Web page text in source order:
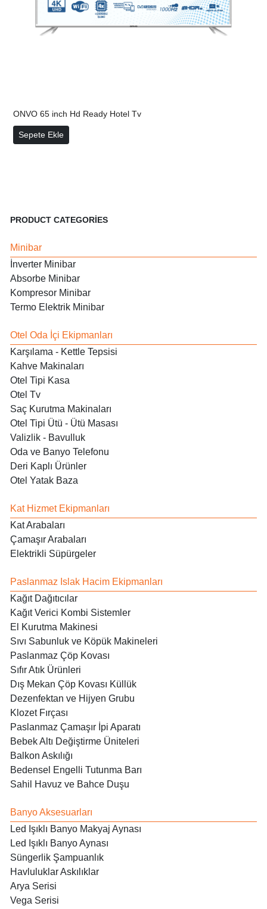
PRODUCT CATEGORIES
Minibar
İnverter Minibar
Absorbe Minibar
Kompresor Minibar
Termo Elektrik Minibar
Otel Oda İçi Ekipmanları
Karşılama - Kettle Tepsisi
Kahve Makinaları
Otel Tipi Kasa
Otel Tv
Saç Kurutma Makinaları
Otel Tipi Ütü - Ütü Masası
Valizlik - Bavulluk
Oda ve Banyo Telefonu
Deri Kaplı Ürünler
Otel Yatak Baza
Kat Hizmet Ekipmanları
Kat Arabaları
Çamaşır Arabaları
Elektrikli Süpürgeler
Paslanmaz Islak Hacim Ekipmanları
Kağıt Dağıtıcılar
Kağıt Verici Kombi Sistemler
El Kurutma Makinesi
Sıvı Sabunluk ve Köpük Makineleri
Paslanmaz Çöp Kovası
Sıfır Atık Ürünleri
Dış Mekan Çöp Kovası Küllük
Dezenfektan ve Hijyen Grubu
Klozet Fırçası
Paslanmaz Çamaşır İpi Aparatı
Bebek Altı Değiştirme Üniteleri
Balkon Askılığı
Bedensel Engelli Tutunma Barı
Sahil Havuz ve Bahce Duşu
Banyo Aksesuarları
Led Işıklı Banyo Makyaj Aynası
Led Işıklı Banyo Aynası
Süngerlik Şampuanlık
Havluluklar Askılıklar
Arya Serisi
Vega Serisi
ONVO 65 inch Hd Ready Hotel Tv
Sepete Ekle